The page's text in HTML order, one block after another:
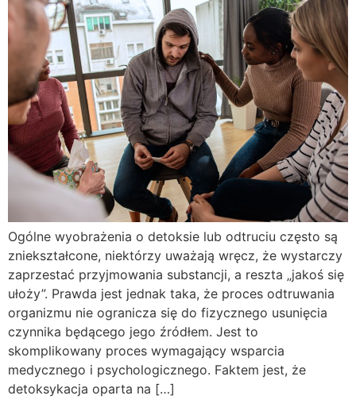
Ogólne wyobrażenia o detoksie lub odtruciu często są
zniekształcone, niektórzy uważają wręcz, że wystarczy
zaprzestać przyjmowania substancji, a reszta „jakoś się
ułoży”. Prawda jest jednak taka, że proces odtruwania
organizmu nie ogranicza się do fizycznego usunięcia
czynnika będącego jego źródłem. Jest to
skomplikowany proces wymagający wsparcia
medycznego i psychologicznego. Faktem jest, że
detoksykacja oparta na […]